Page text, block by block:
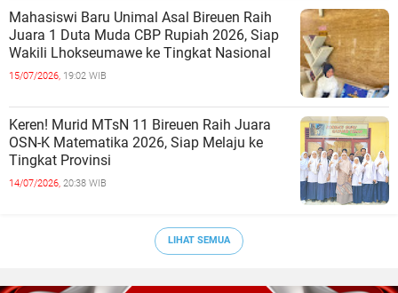
Mahasiswi Baru Unimal Asal Bireuen Raih
Juara 1 Duta Muda CBP Rupiah 2026, Siap
Wakili Lhokseumawe ke Tingkat Nasional
15/07/2026, 19:02 WIB
Keren! Murid MTsN 11 Bireuen Raih Juara
OSN-K Matematika 2026, Siap Melaju ke
Tingkat Provinsi
14/07/2026, 20:38 WIB
LIHAT SEMUA